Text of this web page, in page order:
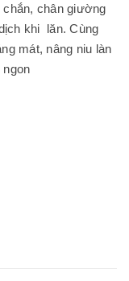
chân giường
khi lăn. Cùng
mát, nâng niu làn
ngon